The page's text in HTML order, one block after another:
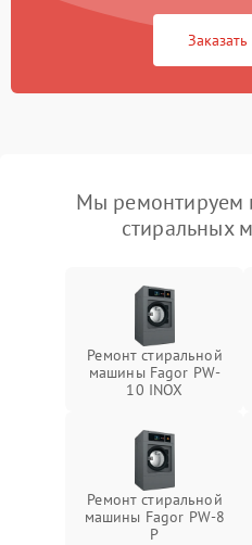
Мы ремонтируем
стиральных
Ремонт стиральной
машины Fagor PW-
10 INOX
Ремонт стиральной
машины Fagor PW-8
P